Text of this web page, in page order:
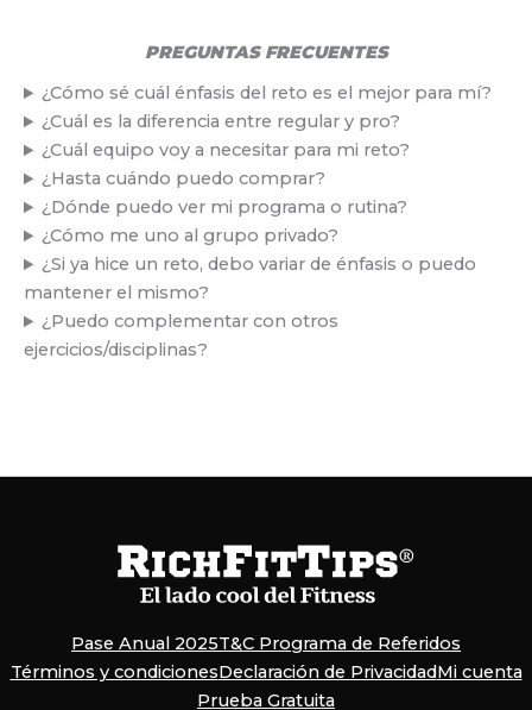
PREGUNTAS FRECUENTES
¿Cómo sé cuál énfasis del reto es el mejor para mí?
¿Cuál es la diferencia entre regular y pro?
¿Cuál equipo voy a necesitar para mi reto?
¿Hasta cuándo puedo comprar?
¿Dónde puedo ver mi programa o rutina?
¿Cómo me uno al grupo privado?
¿Si ya hice un reto, debo variar de énfasis o puedo
mantener el mismo?
¿Puedo complementar con otros
ejercicios/disciplinas?
Pase Anual 2025T&C Programa de Referidos
Términos y condicionesDeclaración de PrivacidadMi cuenta
Prueba Gratuita